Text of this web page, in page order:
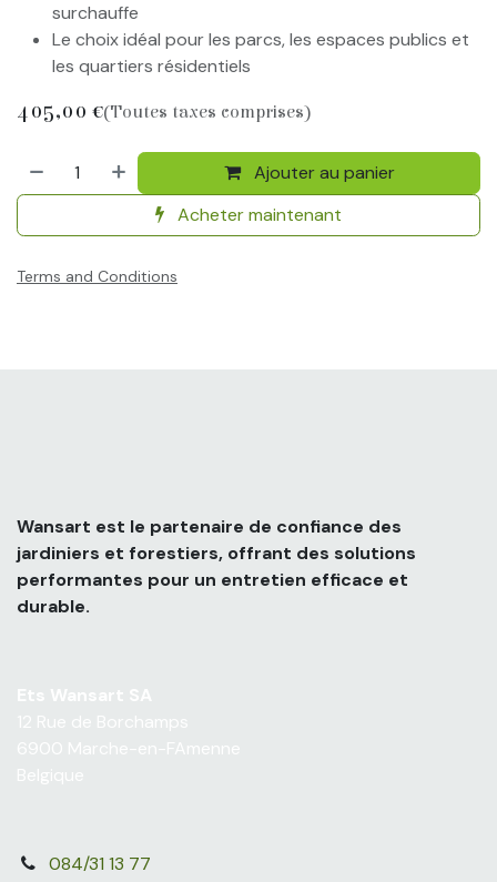
surchauffe
Le choix idéal pour les parcs, les espaces publics et
les quartiers résidentiels
405,00 €(Toutes taxes comprises)
Ajouter au panier
Acheter maintenant
Terms and Conditions
Wansart est le partenaire de confiance des
jardiniers et forestiers, offrant des solutions
performantes pour un entretien efficace et
durable.
084/31 13 77